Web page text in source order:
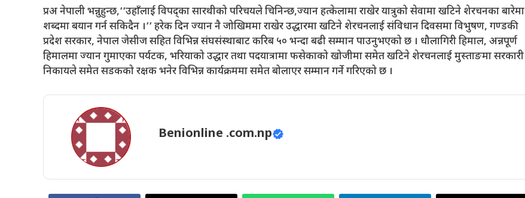
प्रअ नेपाली भन्नुहुन्छ,‘‘उहाँलाई विपद्का सारथीको परिचयले चिनिन्छ,ज्यान हत्केलामा राखेर यात्रुको सेवामा खटिने शेरचनका बारेमा
शब्दमा बयान गर्न सकिदैन ।‘‘ हरेक दिन ज्यान नै जोखिममा राखेर उद्धारमा खटिने शेरचनलाई संविधान दिवसमा विभुषण, गण्डकी
प्रदेश सरकार, नेपाल जेसीज सहित विभिन्न संघसंस्थाबाट करिब ५० भन्दा बढी सम्मान पाउनुभएको छ । धौलागिरी हिमाल, अन्नपूर्ण
हिमालमा ज्यान गुमाएका पर्यटक, भरियाको उद्धार तथा पदयात्रामा फसेकाको खोजीमा समेत खटिने शेरचनलाई मुस्ताङमा सरकारी
निकायले समेत सडकको रक्षक भनेर विभिन्न कार्यक्रममा समेत बोलाएर सम्मान गर्ने गरिएको छ ।
Benionline .com.np